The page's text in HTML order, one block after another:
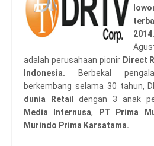
2014.
adalah perusahaan pionir Direct
Indonesia. Berbekal
berkembang selama 30 tahun,
dunia Retail
dengan 3 anak
Media Internusa, PT Prima
Murindo Prima Karsatama.